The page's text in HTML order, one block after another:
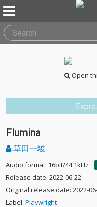
Open
Flumina
草田一駿
Audio format: 16bit/44.1kHz
Release date: 2022-06-22
Original release date: 2022-
Label: Playwright